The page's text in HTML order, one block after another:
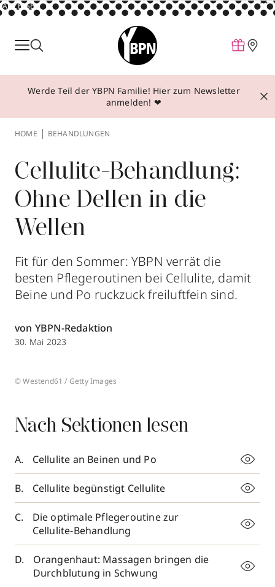
ANZEIGE
Parfum
Make-up
Behandlungen
Über YBPN
Aktionen
Storefinder
Werde Teil der YBPN Familie! Hier zum Newsletter
anmelden! ❤
HOME BEHANDLUNGEN
Cellulite-Behandlung:
Ohne Dellen in die
Wellen
Fit für den Sommer: YBPN verrät die
besten Pflegeroutinen bei Cellulite, damit
Beine und Po ruckzuck freiluftfein sind.
von YBPN-Redaktion
30. Mai 2023
© Westend61 / Getty Images
Nach Sektionen lesen
Cellulite an Beinen und Po
Cellulite begünstigt Cellulite
Die optimale Pflegeroutine zur
Cellulite-Behandlung
Orangenhaut: Massagen bringen die
Durchblutung in Schwung